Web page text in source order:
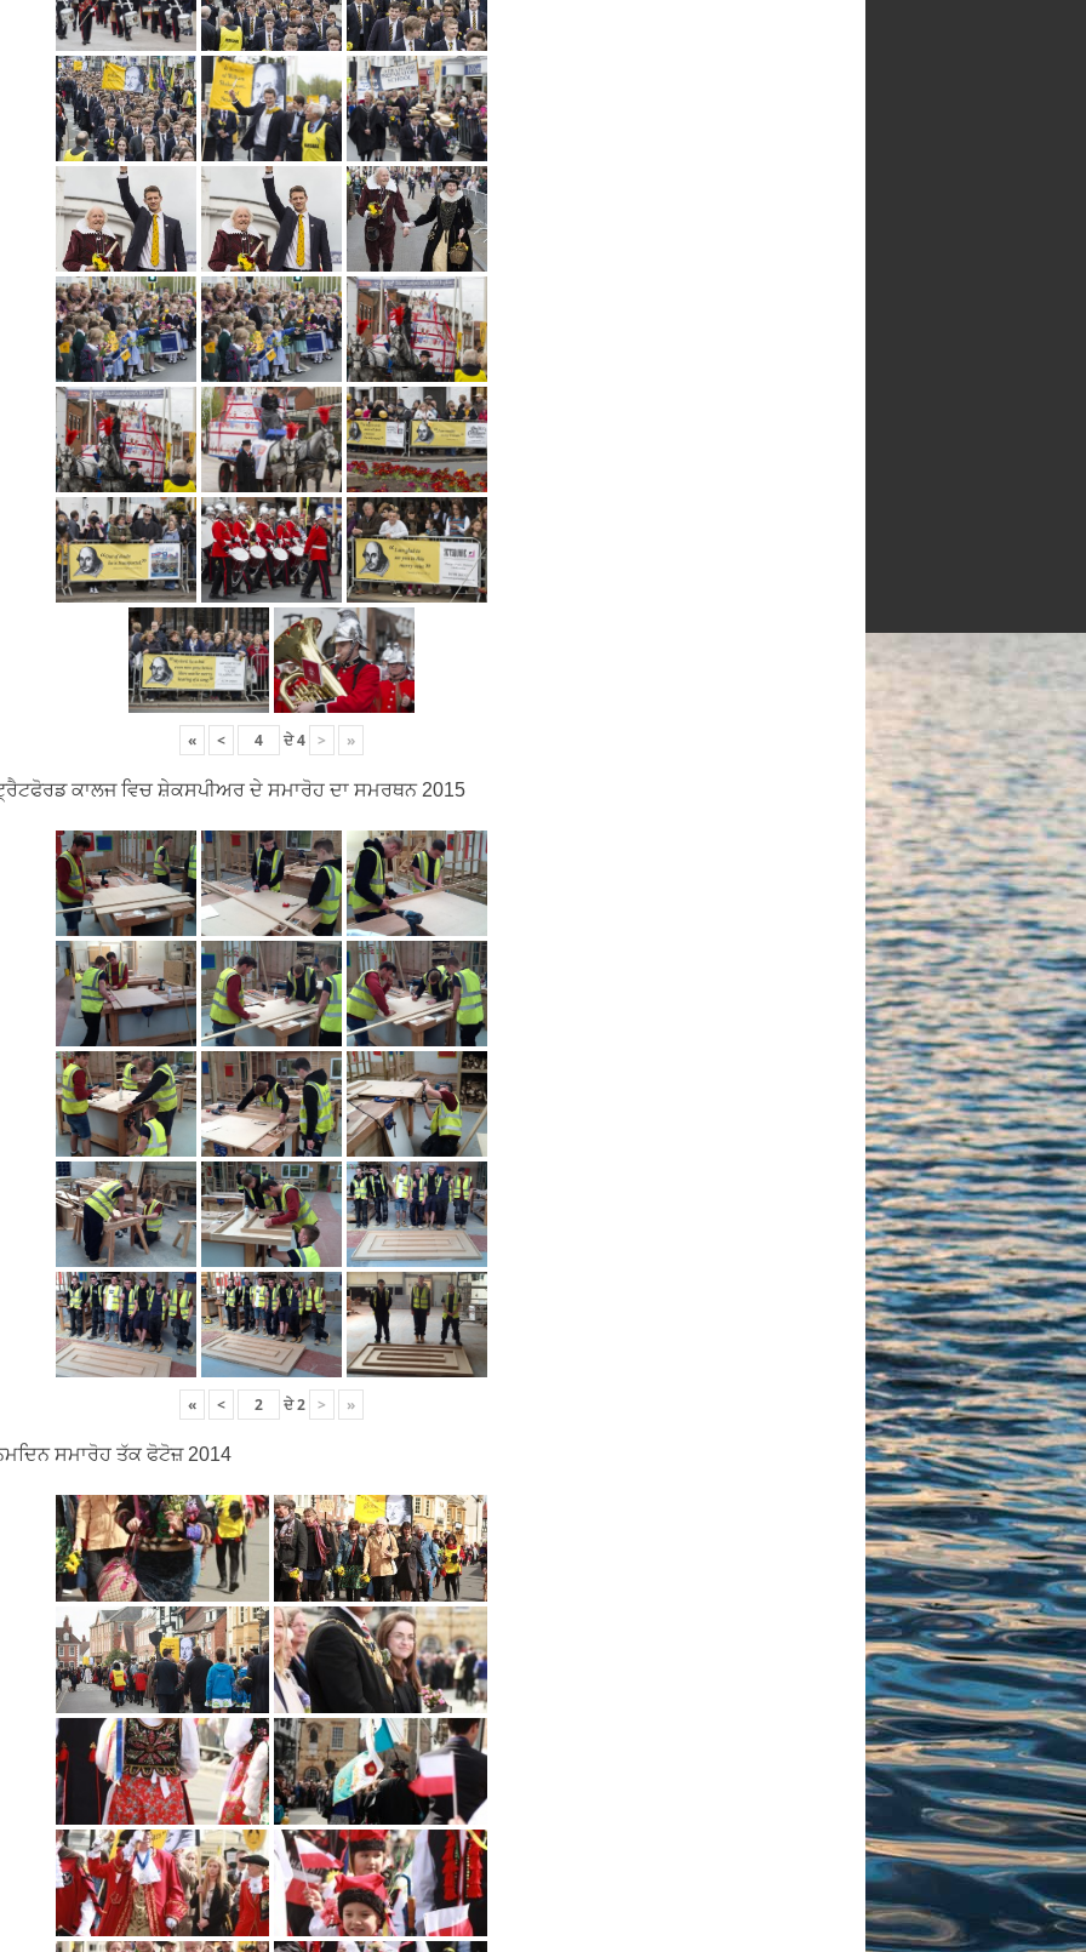
« < ਦੇ4 > »
ਕਾਲਜ ਵਿਚ ਸ਼ੇਕਸਪੀਅਰ ਦੇ ਸਮਾਰੋਹ ਦਾ ਸਮਰਥਨ 2015
« < ਦੇ2 > »
ਸਮਾਰੋਹ ਤੱਕ ਫੋਟੋਜ਼ 2014